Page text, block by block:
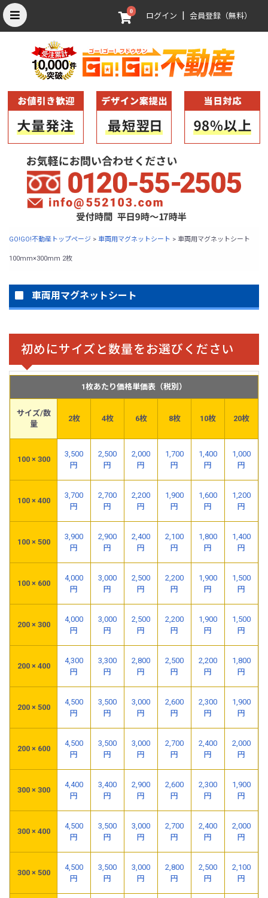
0
ログイン |会員登録（無料）
GO!GO!不動産トップページ > 車両用マグネットシート > 車両用マグネットシート
100mm×300mm 2枚
車両用マグネットシート
初めにサイズと数量をお選びください
1枚あたり価格単価表（税別）
サイズ/数
量
2枚 4枚 6枚 8枚 10枚 20枚
100 × 300
3,500
円
2,500
円
2,000
円
1,700
円
1,400
円
1,000
円
100 × 400
3,700
円
2,700
円
2,200
円
1,900
円
1,600
円
1,200
円
100 × 500
3,900
円
2,900
円
2,400
円
2,100
円
1,800
円
1,400
円
100 × 600
4,000
円
3,000
円
2,500
円
2,200
円
1,900
円
1,500
円
200 × 300
4,000
円
3,000
円
2,500
円
2,200
円
1,900
円
1,500
円
200 × 400
4,300
円
3,300
円
2,800
円
2,500
円
2,200
円
1,800
円
200 × 500
4,500
円
3,500
円
3,000
円
2,600
円
2,300
円
1,900
円
200 × 600
4,500
円
3,500
円
3,000
円
2,700
円
2,400
円
2,000
円
300 × 300
4,400
円
3,400
円
2,900
円
2,600
円
2,300
円
1,900
円
300 × 400
4,500
円
3,500
円
3,000
円
2,700
円
2,400
円
2,000
円
300 × 500
4,500
円
3,500
円
3,000
円
2,800
円
2,500
円
2,100
円